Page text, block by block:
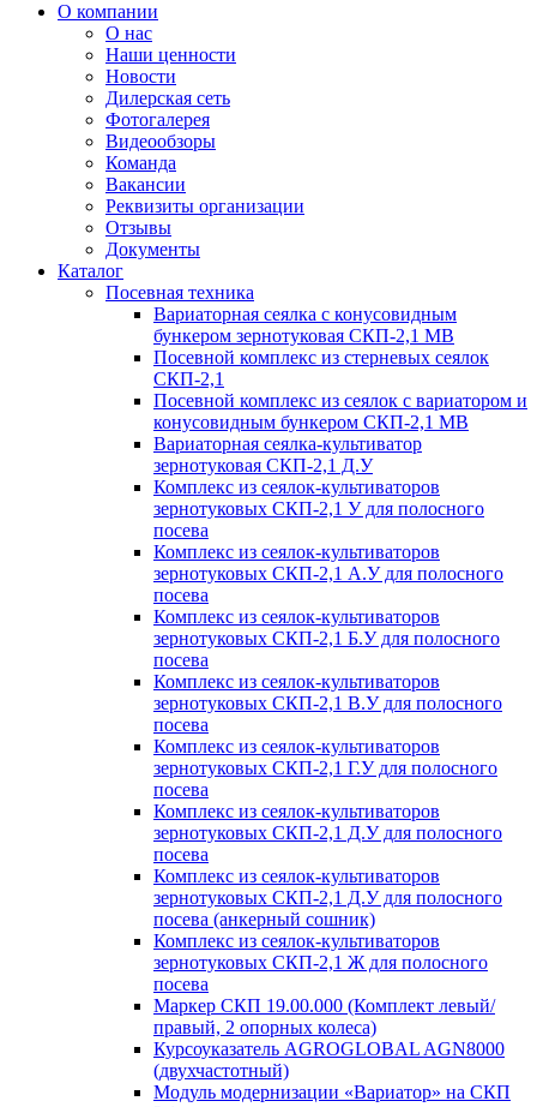
О компании
О нас
Наши ценности
Новости
Дилерская сеть
Фотогалерея
Видеообзоры
Команда
Вакансии
Реквизиты организации
Отзывы
Документы
Каталог
Посевная техника
Вариаторная сеялка с конусовидным
бункером зернотуковая СКП-2,1 МВ
Посевной комплекс из стерневых сеялок
СКП-2,1
Посевной комплекс из сеялок с вариатором и
конусовидным бункером СКП-2,1 МВ
Вариаторная сеялка-культиватор
зернотуковая СКП-2,1 Д.У
Комплекс из сеялок-культиваторов
зернотуковых СКП-2,1 У для полосного
посева
Комплекс из сеялок-культиваторов
зернотуковых СКП-2,1 А.У для полосного
посева
Комплекс из сеялок-культиваторов
зернотуковых СКП-2,1 Б.У для полосного
посева
Комплекс из сеялок-культиваторов
зернотуковых СКП-2,1 В.У для полосного
посева
Комплекс из сеялок-культиваторов
зернотуковых СКП-2,1 Г.У для полосного
посева
Комплекс из сеялок-культиваторов
зернотуковых СКП-2,1 Д.У для полосного
посева
Комплекс из сеялок-культиваторов
зернотуковых СКП-2,1 Д.У для полосного
посева (анкерный сошник)
Комплекс из сеялок-культиваторов
зернотуковых СКП-2,1 Ж для полосного
посева
Маркер СКП 19.00.000 (Комплект левый/
правый, 2 опорных колеса)
Курсоуказатель AGROGLOBAL AGN8000
(двухчастотный)
Модуль модернизации «Вариатор» на СКП